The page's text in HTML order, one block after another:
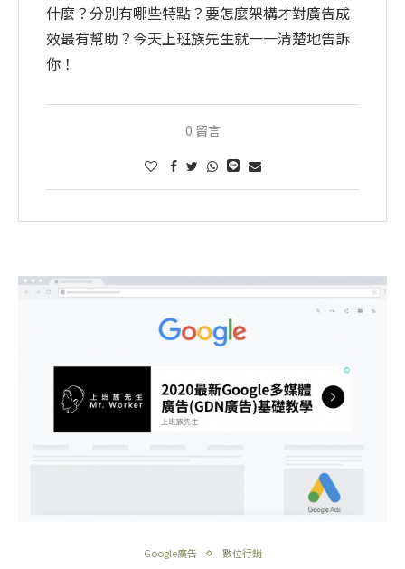
什麼？分別有哪些特點？要怎麼架構才對廣告成
效最有幫助？今天上班族先生就一一清楚地告訴
你！
0 留言
Google廣告 數位行銷